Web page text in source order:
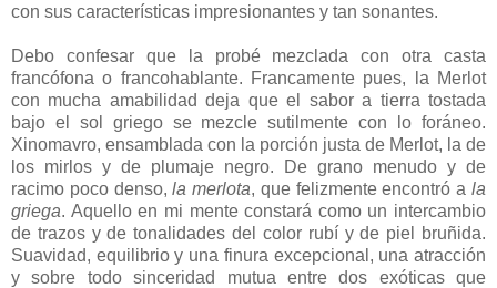
con sus características impresionantes y tan sonantes.
Debo confesar que la probé mezclada con otra casta
francófona o francohablante. Francamente pues, la Merlot
con mucha amabilidad deja que el sabor a tierra tostada
bajo el sol griego se mezcle sutilmente con lo foráneo.
Xinomavro, ensamblada con la porción justa de Merlot, la de
los mirlos y de plumaje negro. De grano menudo y de
racimo poco denso,la merlota, que felizmente encontró a la
griega. Aquello en mi mente constará como un intercambio
de trazos y de tonalidades del color rubí y de piel bruñida.
Suavidad, equilibrio y una finura excepcional, una atracción
y sobre todo sinceridad mutua entre dos exóticas que